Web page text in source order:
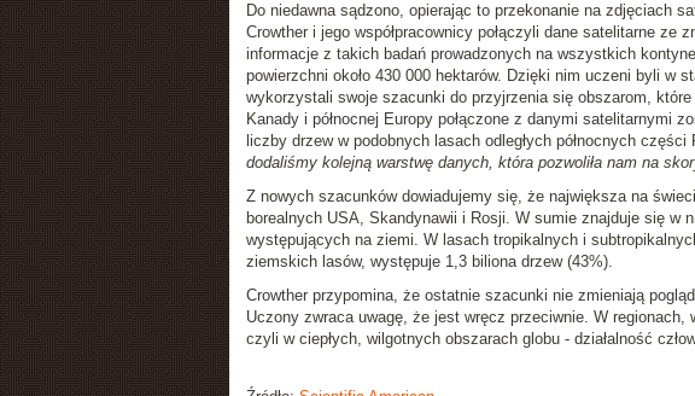
Do niedawna sądzono, opierając to przekonanie na zdjęciach
Crowther i jego współpracownicy połączyli dane satelitarne ze
informacje z takich badań prowadzonych na wszystkich
powierzchni około 430 000 hektarów. Dzięki nim uczeni byli w
wykorzystali swoje szacunki do przyjrzenia się obszarom, które
Kanady i północnej Europy połączone z danymi satelitarnymi
liczby drzew w podobnych lasach odległych północnych części
dodaliśmy kolejną warstwę danych, która pozwoliła nam na
Z nowych szacunków dowiadujemy się, że największa na
borealnych USA, Skandynawii i Rosji. W sumie znajduje się w
występujących na ziemi. W lasach tropikalnych i
ziemskich lasów, występuje 1,3 biliona drzew (43%).
Crowther przypomina, że ostatnie szacunki nie zmieniają
Uczony zwraca uwagę, że jest wręcz przeciwnie. W
czyli w ciepłych, wilgotnych obszarach globu - działalność